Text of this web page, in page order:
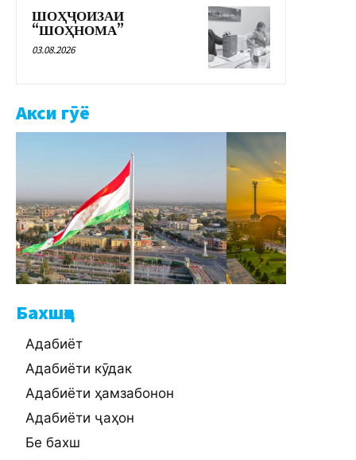
ШОҲҶОИЗАИ
“ШОҲНОМА”
03.08.2026
Акси гӯё
Бахшҳо
Адабиёт
Адабиёти кӯдак
Адабиёти ҳамзабонон
Адабиёти ҷаҳон
Бе бахш